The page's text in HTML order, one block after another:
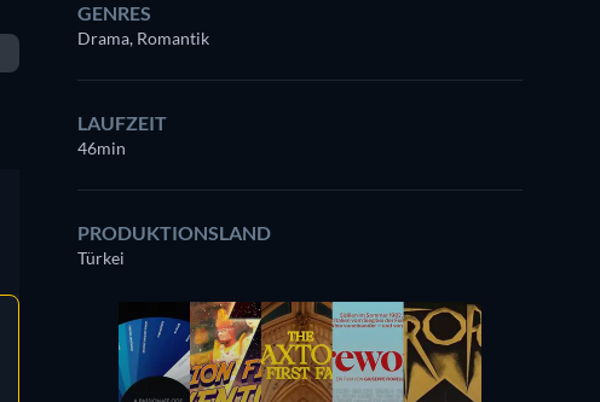
GENRES
Drama, Romantik
LAUFZEIT
46min
PRODUKTIONSLAND
Türkei